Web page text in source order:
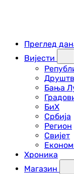
Преглед
Вијести
Бања
БиХ
Србија
Регион
Свијет
Хроника
Магазин